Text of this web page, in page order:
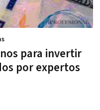
para invertir
por expertos